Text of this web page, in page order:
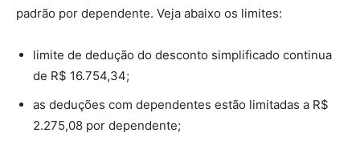
padrão por dependente. Veja abaixo os limites:
limite de dedução do desconto simplificado continua
de R$ 16.754,34;
as deduções com dependentes estão limitadas a R$
2.275,08 por dependente;